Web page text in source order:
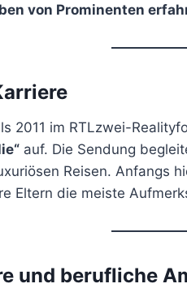
von Prominenten
2011 im RTLzwei-
auf. Die Sendung
Reisen. Anfangs
Eltern die meiste
und berufliche